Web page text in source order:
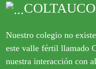
COLTAUCO
Nuestro colegio no
este valle fértil llamado
nuestra interacción con